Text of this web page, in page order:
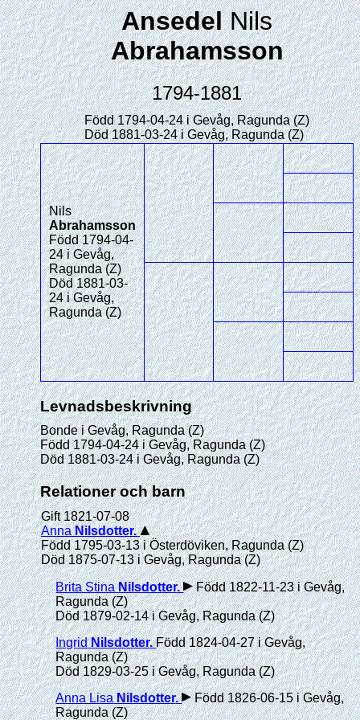
AnsedelNils
Abrahamsson
1794-1881
Född 1794-04-24 i Gevåg, Ragunda (Z)
Död 1881-03-24 i Gevåg, Ragunda (Z)
Nils
Abrahamsson
Född 1794-04-
24 i Gevåg,
Ragunda (Z)
Död 1881-03-
24 i Gevåg,
Ragunda (Z)
Levnadsbeskrivning
Bonde i Gevåg, Ragunda (Z)
Född 1794-04-24 i Gevåg, Ragunda (Z)
Död 1881-03-24 i Gevåg, Ragunda (Z)
Relationer och barn
Gift 1821-07-08
Anna Nilsdotter.
Född 1795-03-13 i Österdöviken, Ragunda (Z)
Död 1875-07-13 i Gevåg, Ragunda (Z)
Brita Stina Nilsdotter.
Född 1822-11-23 i Gevåg,
Ragunda (Z)
Död 1879-02-14 i Gevåg, Ragunda (Z)
Ingrid Nilsdotter.Född 1824-04-27 i Gevåg,
Ragunda (Z)
Död 1829-03-25 i Gevåg, Ragunda (Z)
Anna Lisa Nilsdotter.
Född 1826-06-15 i Gevåg,
Ragunda (Z)